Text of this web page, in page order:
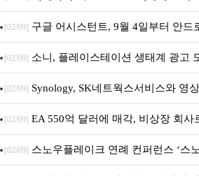
[02/09] 구글 어시스턴트, 9월 4일부터 안드
차 서비스 종료
[02/09] 소니, 플레이스테이션 생태계 광고
[02/09] Synology, SK네트웍스서비스와 영
판매 파트너십 체결
[02/09] EA 550억 달러에 매각, 비상장 회사
전망
[02/09] 스노우플레이크 연례 컨퍼런스 ‘스